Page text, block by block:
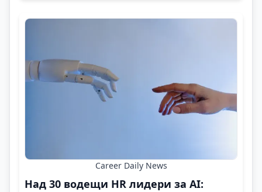
Career Daily News
Над 30 водещи HR лидери за AI: